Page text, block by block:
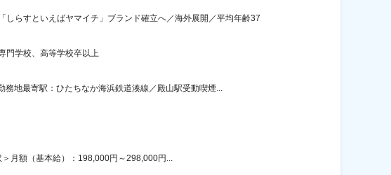
しらすといえばヤマイチ」ブランド確立へ／海外展開／平均年齢37
門学校、高等学校卒以上
地最寄駅：ひたちなか海浜鉄道湊線／殿山駅受動喫煙...
月額（基本給）：198,000円～298,000円...